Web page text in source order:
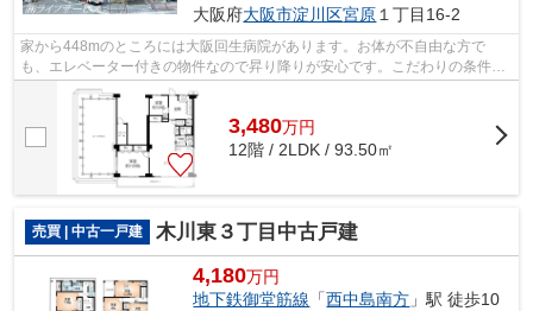
大阪府大阪市淀川区宮原 １丁目16-2
家から448mのところには大阪回生病院があります。お体が不自由な方で
も、エレベーター付きの物件なので昇り降りが安心です。こだわりの条件と
して選ばれることが多い、駅徒歩4分の駅近...
3,480万円
12階 / 2LDK / 93.50㎡
売買 | 中古一戸建 木川東３丁目中古戸建
4,180万円
地下鉄御堂筋線 「西中島南方 」駅 徒歩10